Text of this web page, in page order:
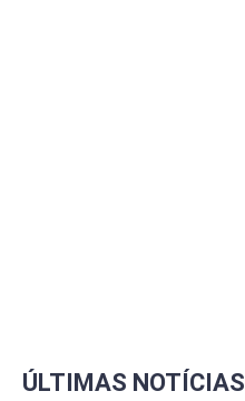
ÚLTIMAS NOTÍCIAS